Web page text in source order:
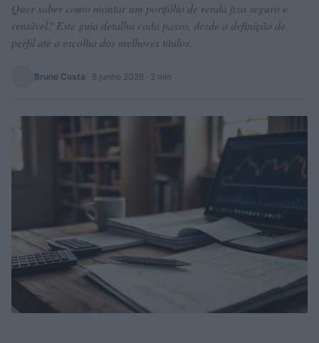
Quer saber como montar um portfólio de renda fixa seguro e
rentável? Este guia detalha cada passo, desde a definição de
perfil até a escolha dos melhores títulos.
Bruno Costa · 8 junho 2026 · 2 min